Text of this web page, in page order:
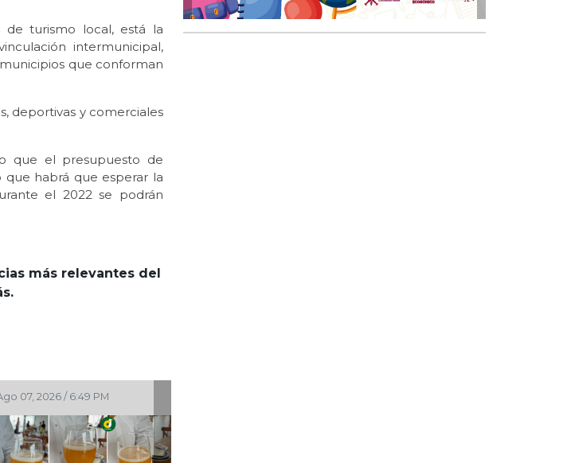
turismo local, está la
intermunicipal,
que conforman
deportivas y comerciales
que el presupuesto de
que habrá que esperar la
el 2022 se podrán
más relevantes del
PM Ago 07, 2026 / 6:20 PM
Impulsa Ayuntamiento de Veracruz cultura de la